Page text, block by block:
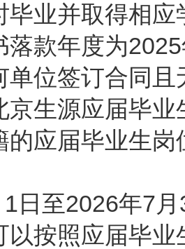
毕业并取得相
落款年度为
单位签订合同
京生源应届毕业
的应届毕业生
日至2026年7
以按照应届毕